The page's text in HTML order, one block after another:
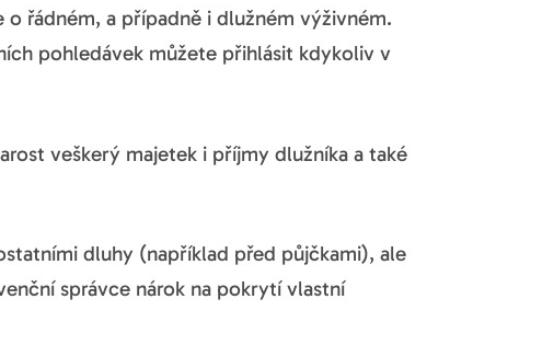
řádném, a případně i dlužném výživném.
pohledávek můžete přihlásit kdykoliv v
veškerý majetek i příjmy dlužníka a také
dluhy (například před půjčkami), ale
správce nárok na pokrytí vlastní